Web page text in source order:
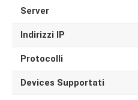
Server
Indirizzi IP
Protocolli
Devices Supportati